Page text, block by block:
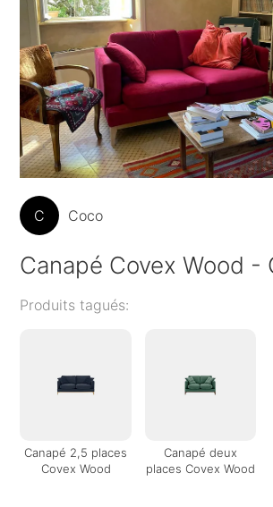
C Coco
Canapé Covex Wood -
Produits tagués:
Canapé 2,5 places
Covex Wood
Canapé deux
places Covex Wood